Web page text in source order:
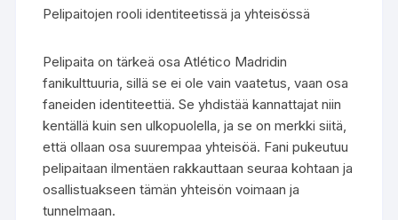
Pelipaitojen rooli identiteetissä ja yhteisössä
Pelipaita on tärkeä osa Atlético Madridin
fanikulttuuria, sillä se ei ole vain vaatetus, vaan osa
faneiden identiteettiä. Se yhdistää kannattajat niin
kentällä kuin sen ulkopuolella, ja se on merkki siitä,
että ollaan osa suurempaa yhteisöä. Fani pukeutuu
pelipaitaan ilmentäen rakkauttaan seuraa kohtaan ja
osallistuakseen tämän yhteisön voimaan ja
tunnelmaan.